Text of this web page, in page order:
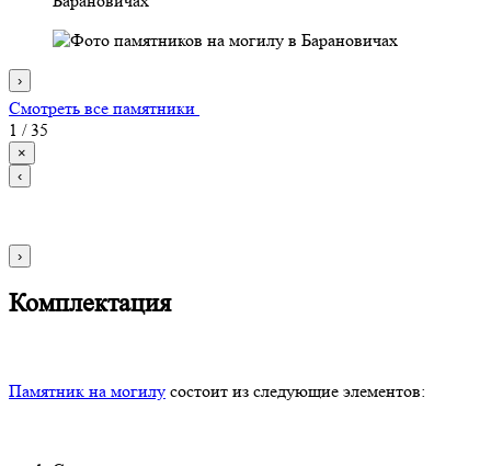
›
Смотреть все памятники
1 / 35
×
‹
›
Комплектация
Памятник на могилу состоит из следующие элементов: